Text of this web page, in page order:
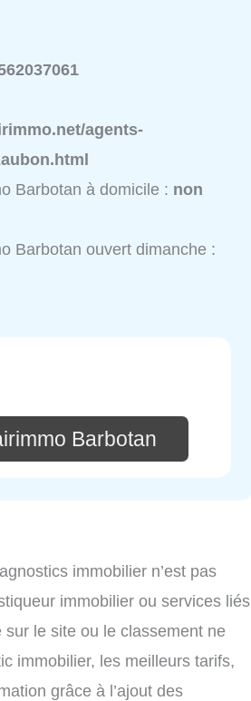
agents-
Barbotan à domicile : non
Barbotan ouvert dimanche :
Barbotan
immobilier n’est pas
immobilier ou services liés
sur le site ou le classement ne
immobilier, les meilleurs tarifs,
grâce à l’ajout des